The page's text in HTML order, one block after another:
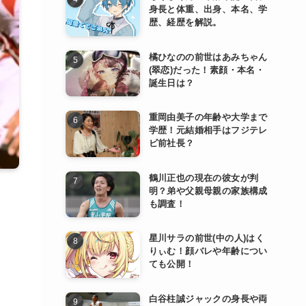
身長と体重、出身、本名、学
歴、経歴を解説。
橘ひなのの前世はあみちゃん
(翠恋)だった！素顔・本名・
誕生日は？
重岡由美子の年齢や大学まで
学歴！元結婚相手はフジテレ
ビ前社長？
鶴川正也の現在の彼女が判
明？弟や父親母親の家族構成
も調査！
星川サラの前世(中の人)はく
りぃむ！顔バレや年齢につい
ても公開！
白谷柱誠ジャックの身長や両